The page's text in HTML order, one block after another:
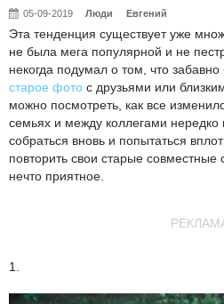
05-09-2019 Люди Евгений
Эта тенденция существует уже
не была мега популярной и не
некогда подумал о том, что забавно
старое фото с друзьями или
можно посмотреть, как все
семьях и между коллегами нередко
собраться вновь и попытаться
повторить свои старые совместные
нечто приятное.
1.